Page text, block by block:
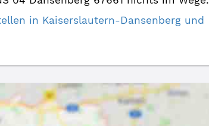
in Kaiserslautern-Dansenberg und